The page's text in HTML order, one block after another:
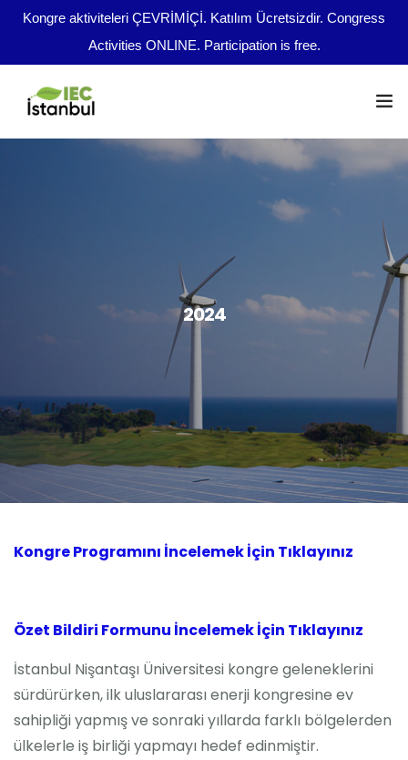
Kongre aktiviteleri ÇEVRİMİÇİ. Katılım Ücretsizdir. Congress
Activities ONLINE. Participation is free.
Dosya Yükleme
Kongre Konu Başlıkları
Önceki Kongreler
2024
Kongre Programını İncelemek İçin Tıklayınız
Özet Bildiri Formunu İncelemek İçin Tıklayınız
İstanbul Nişantaşı Üniversitesi kongre geleneklerini
sürdürürken, ilk uluslararası enerji kongresine ev
sahipliği yapmış ve sonraki yıllarda farklı bölgelerden
ülkelerle iş birliği yapmayı hedef edinmiştir.